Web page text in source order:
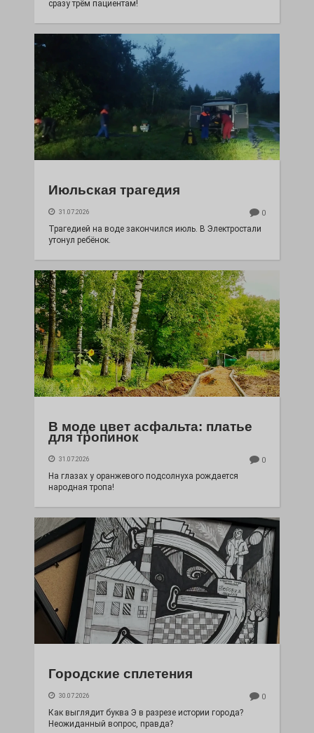
сразу трём пациентам!
Июльская трагедия
31.07.2026 0
Трагедией на воде закончился июль. В Электростали
утонул ребёнок.
В моде цвет асфальта: платье
для тропинок
31.07.2026 0
На глазах у оранжевого подсолнуха рождается
народная тропа!
Городские сплетения
30.07.2026 0
Как выглядит буква Э в разрезе истории города?
Неожиданный вопрос, правда?